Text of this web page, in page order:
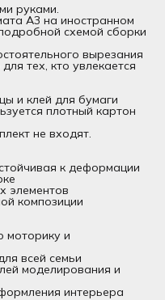
руками.
А3 на иностранном
схемой сборки
вырезания
тех, кто увлекается
и клей для бумаги
плотный картон
не входят.
к деформации
элементов
композиции
моторику и
всей семьи
моделирования и
интерьера